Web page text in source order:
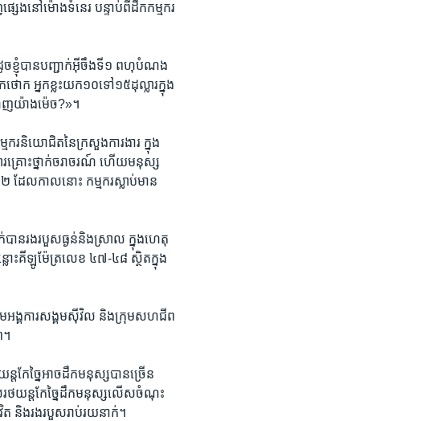
េង​នៅ​ម៉ោង​ទំនេរ​ បន្ទាប់​ពីដឹក​កម្មករ​
ដូចខ្ញុំ​បាន​បញ្ជាក់​អ៊ីចឹង​ទី១ ​ពហុ​បំណង​
ក​ អ្នក​ខ្លះ​យក​១០​ទៅ​១៥​ដុល្លារ​ក្នុង​
យ៉ាង​ម៉េច?»។
ករនិយោជិត​នៃ​ក្រសួង​ការងារ ក្នុង​
រោះ​ថ្នាក់​ចរាចរណ៍ ហើយ​មនុស្ស​
ដែល​កាល​នោះ ​កម្មករ​ស្លាប់​មាន​
បាន​រង​របួស​ធ្ងន់​និង​ស្រាល ក្នុង​ហេតុ​
លោះ​គីឡូ​ម៉ែត្រ​លេខ ​៤៧-៤៨ ​ស្ថិត​ក្នុង​
ម​អង្គការ​សង្គម​ស៊ីវិល និង​ក្រុម​សហជីព
។
ន្ត​កែ​ច្នៃ​អាច​ដឹក​មនុស្ស​បាន​ច្រើន
ាស់រថយន្ត​កែច្នៃដឹក​មនុស្ស​លើស​ចំណុះ​
វិត និង​រង​របួស​រាប់​រយ​នាក់។